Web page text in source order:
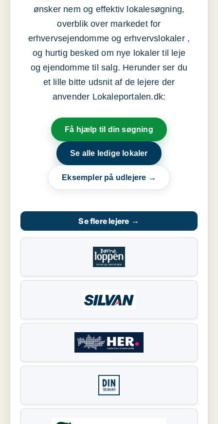
ønsker nem og effektiv lokalesøgning,
overblik over markedet for
erhvervsejendomme og erhvervslokaler ,
og hurtig besked om nye lokaler til leje
og ejendomme til salg. Herunder ser du
et lille bitte udsnit af de lejere der
anvender Lokaleportalen.dk:
Få hjælp til din søgning
Se alle ledige lokaler
Eksempler på udlejere →
Se flere lejere →